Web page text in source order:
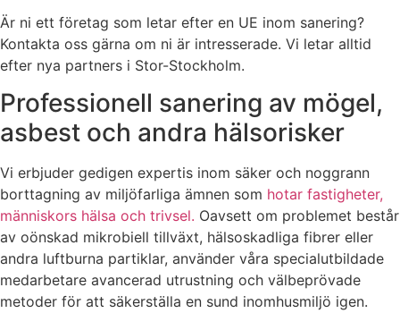
Är ni ett företag som letar efter en UE inom sanering?
Kontakta oss gärna om ni är intresserade. Vi letar alltid
efter nya partners i Stor-Stockholm.
Professionell sanering av mögel,
asbest och andra hälsorisker
Vi erbjuder gedigen expertis inom säker och noggrann
borttagning av miljöfarliga ämnen som hotar fastigheter,
människors hälsa och trivsel. Oavsett om problemet består
av oönskad mikrobiell tillväxt, hälsoskadliga fibrer eller
andra luftburna partiklar, använder våra specialutbildade
medarbetare avancerad utrustning och välbeprövade
metoder för att säkerställa en sund inomhusmiljö igen.